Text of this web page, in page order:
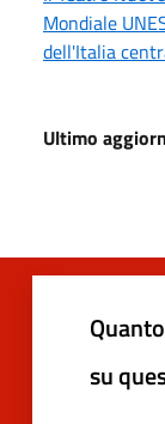
Mondiale
dell'Italia
Ultimo
su